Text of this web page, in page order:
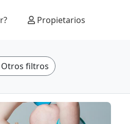
Propietarios
Otros filtros